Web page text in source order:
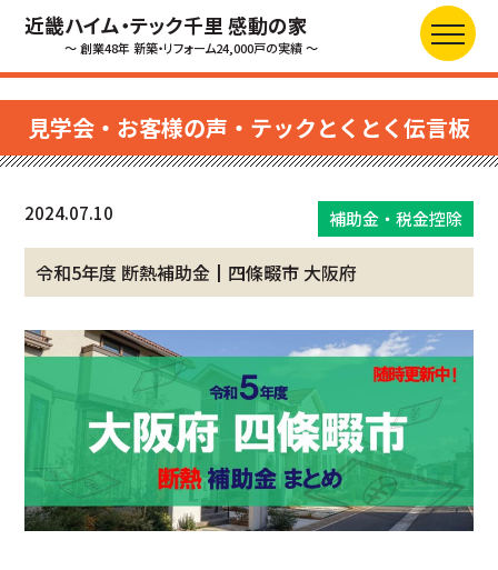
近畿ハイム・テック千里 感動の家
～ 創業48年 新築・リフォーム24,000戸の実績 ～
見学会・お客様の声・テックとくとく伝言板
2024.07.10 補助金・税金控除
令和5年度 断熱補助金┃四條畷市 大阪府